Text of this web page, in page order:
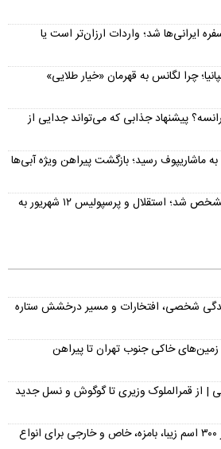
ایرانی‌ها شد؛ واردات ارزان‌تر است یا
چرا لگانس به قهرمان «خیار طلایی»
پیشنهاد جذابی که می‌تواند جدایی از
رامین به ماشاریپوف رسید؛ بازگشت پیراهن ویژه آبی‌ها
تاریخ احتمالی دربی ۱۰۷ مشخص شد؛ استقلال و پرسپولیس ۱۲ شهریور به
زندگی شخصی، افتخارات و مسیر درخشش ستاره
زمین‌های خاکی جنوب تهران تا پیراهن
| از قمرالملوک وزیری تا گوگوش و نسل جدید
اسم برای طوطی | بیش از ۳۰۰ اسم زیبا، بامزه، خاص و خارجی برای انواع